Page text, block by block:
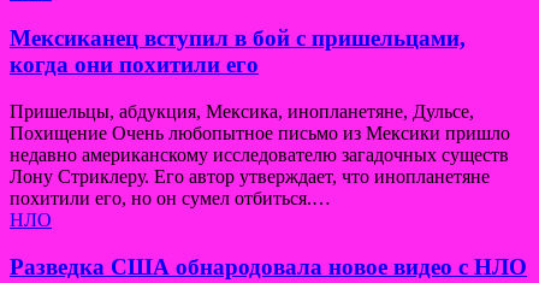
Мексиканец вступил в бой с пришельцами,
когда они похитили его
Пришельцы, абдукция, Мексика, инопланетяне, Дульсе,
Похищение Очень любопытное письмо из Мексики пришло
недавно американскому исследователю загадочных существ
Лону Стриклеру. Его автор утверждает, что инопланетяне
похитили его, но он сумел отбиться.…
НЛО
Разведка США обнародовала новое видео с НЛО